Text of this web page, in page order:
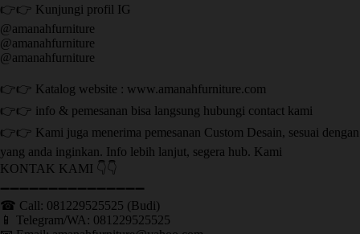
👉👉 Kunjungi profil IG
@amanahfurniture
@amanahfurniture
@amanahfurniture
👉👉 Katalog website : www.amanahfurniture.com
👉👉 info & pemesanan bisa langsung hubungi contact kami
👉👉 Kami juga menerima pemesanan Custom Desain, sesuai dengan
yang anda inginkan. Info lebih lanjut, segera hub. Kami
KONTAK KAMI 👇👇
➖➖➖➖➖➖➖➖➖➖➖➖➖➖➖ ㅤ
☎ Call: 081229525525 (Budi)
📱 Telegram/WA: 081229525525